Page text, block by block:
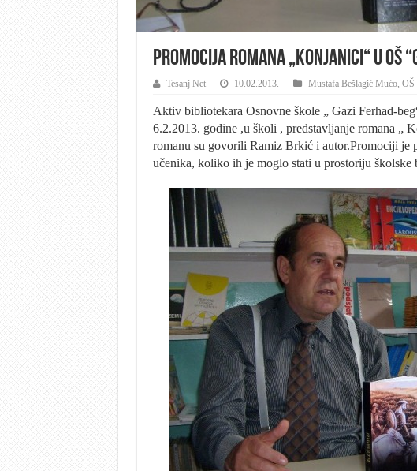
Promocija romana „Konjanici“ u OŠ
Tesanj Net 10.02.2013. Mustafa Bešlagić Mućo, OŠ
Aktiv bibliotekara Osnovne škole „ Gazi Ferhad-
6.2.2013. godine ,u školi , predstavljanje romana „
romanu su govorili Ramiz Brkić i autor.Promociji je
učenika, koliko ih je moglo stati u prostoriju školske